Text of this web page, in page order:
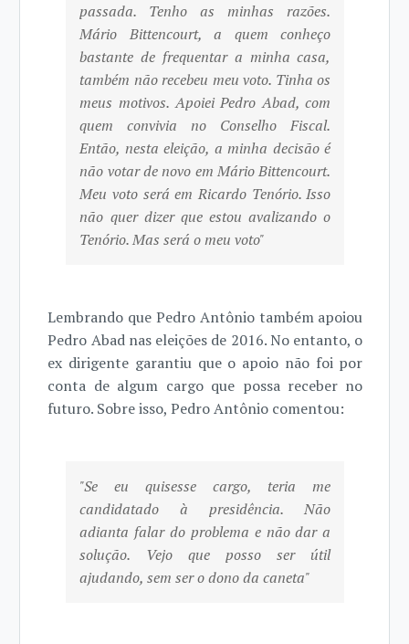
passada. Tenho as minhas razões.
Mário Bittencourt, a quem conheço
bastante de frequentar a minha casa,
também não recebeu meu voto. Tinha os
meus motivos. Apoiei Pedro Abad, com
quem convivia no Conselho Fiscal.
Então, nesta eleição, a minha decisão é
não votar de novo em Mário Bittencourt.
Meu voto será em Ricardo Tenório. Isso
não quer dizer que estou avalizando o
Tenório. Mas será o meu voto"
Lembrando que Pedro Antônio também apoiou
Pedro Abad nas eleições de 2016. No entanto, o
ex dirigente garantiu que o apoio não foi por
conta de algum cargo que possa receber no
futuro. Sobre isso, Pedro Antônio comentou:
"Se eu quisesse cargo, teria me
candidatado à presidência. Não
adianta falar do problema e não dar a
solução. Vejo que posso ser útil
ajudando, sem ser o dono da caneta"